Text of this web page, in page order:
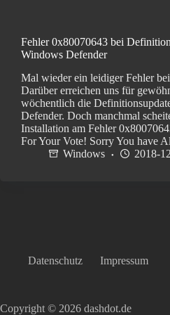
Fehler 0x80070643 bei
Windows Defender
Mal wieder ein leidiger Fehler
Darüber erreichen uns für
wöchentlich die
Defender. Doch manchmal
Installation am Fehler
For Your Vote! Sorry You have
Windows
2018-
Datenschutz Impressum
Copyright © 2026 dashdot.de